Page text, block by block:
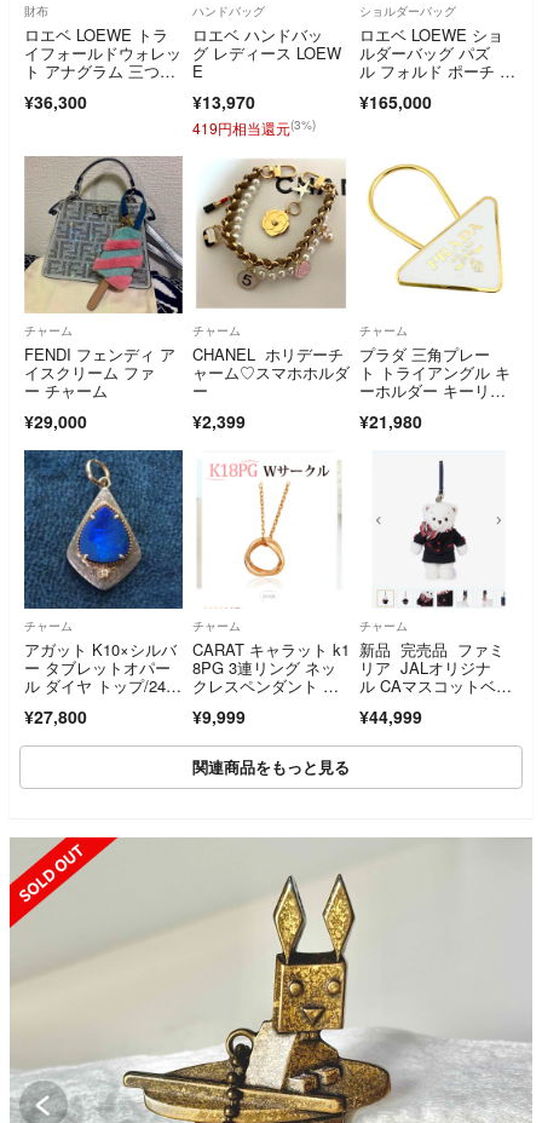
財布
ロエベ LOEWE トラ
イフォールドウォレッ
ト アナグラム 三つ折
ー トライフォール
¥36,300
ハンドバッグ
ロエベ ハンドバッ
グ レディース LOEW
E
¥13,970
419円相当還元(3%)
ショルダーバッグ
ロエベ LOEWE ショ
ルダーバッグ パズ
ル フォルド ポーチ C
バー シャイニーナパ
¥165,000
チャーム
FENDI フェンディ ア
イスクリーム ファ
ー チャーム
¥29,000
チャーム
CHANEL ホリデーチ
ャーム♡スマホホルダ
ー
¥2,399
チャーム
プラダ 三角プレー
ト トライアングル キ
ーホルダー キーリン
¥21,980
チャーム
アガット K10×シルバ
ー タブレットオパー
ル ダイヤ トップ/24-4
¥27,800
チャーム
CARAT キャラット k1
8PG 3連リング ネッ
クレスペンダント ト
¥9,999
チャーム
新品 完売品 ファミ
リア JALオリジナ
ル CAマスコットベア
¥44,999
関連商品をもっと見る